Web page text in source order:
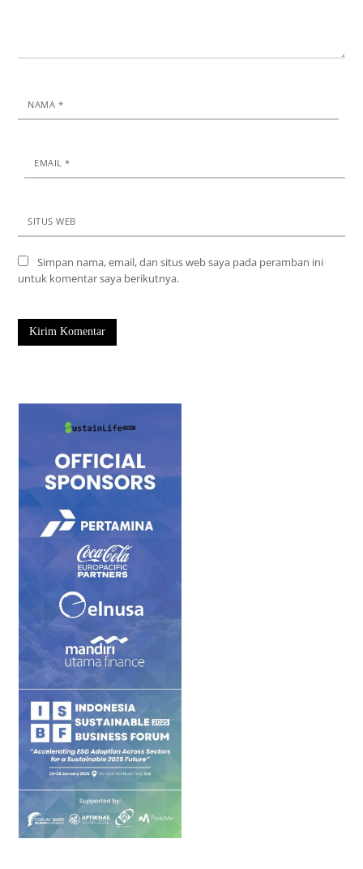
NAMA *
EMAIL*
SITUS WEB
Simpan nama, email, dan situs web saya pada peramban ini
untuk komentar saya berikutnya.